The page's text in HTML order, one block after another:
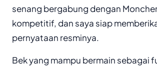
senang bergabung dengan
kompetitif, dan saya siap
pernyataan resminya.
Bek yang mampu bermain sebagai